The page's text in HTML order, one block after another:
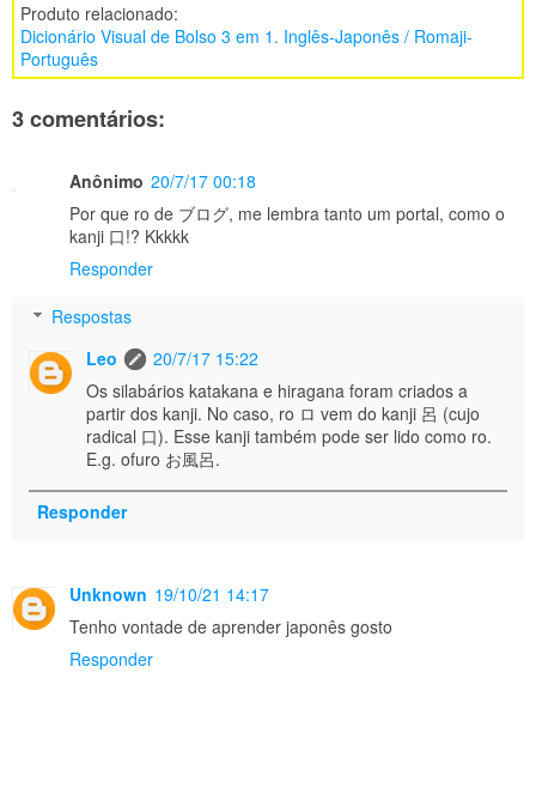
Produto relacionado:
Dicionário Visual de Bolso 3 em 1. Inglês-Japonês / Romaji-
Português
3 comentários:
Anônimo 20/7/17 00:18
Por que ro de ブログ, me lembra tanto um portal, como o
kanji 口!? Kkkkk
Responder
Respostas
Leo
20/7/17 15:22
Os silabários katakana e hiragana foram criados a
partir dos kanji. No caso, ro ロ vem do kanji 呂 (cujo
radical 口). Esse kanji também pode ser lido como ro.
E.g. ofuro お風呂.
Responder
Unknown 19/10/21 14:17
Tenho vontade de aprender japonês gosto
Responder